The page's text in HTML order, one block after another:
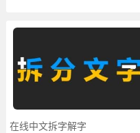
在线中文拆字解字